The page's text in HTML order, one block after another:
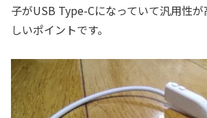
子がUSB Type-Cになっていて汎用性
しいポイントです。